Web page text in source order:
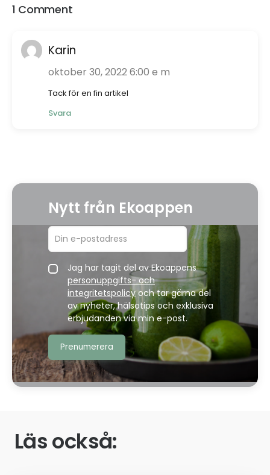
1 Comment
Karin
oktober 30, 2022 6:00 e m
Tack för en fin artikel
Svara
Nytt från Ekoappen
Jag har tagit del av Ekoappens
personuppgifts- och
integritetspolicyoch tar gärna del
av nyheter, hälsotips och exklusiva
erbjudanden via min e-post.
Läs också: